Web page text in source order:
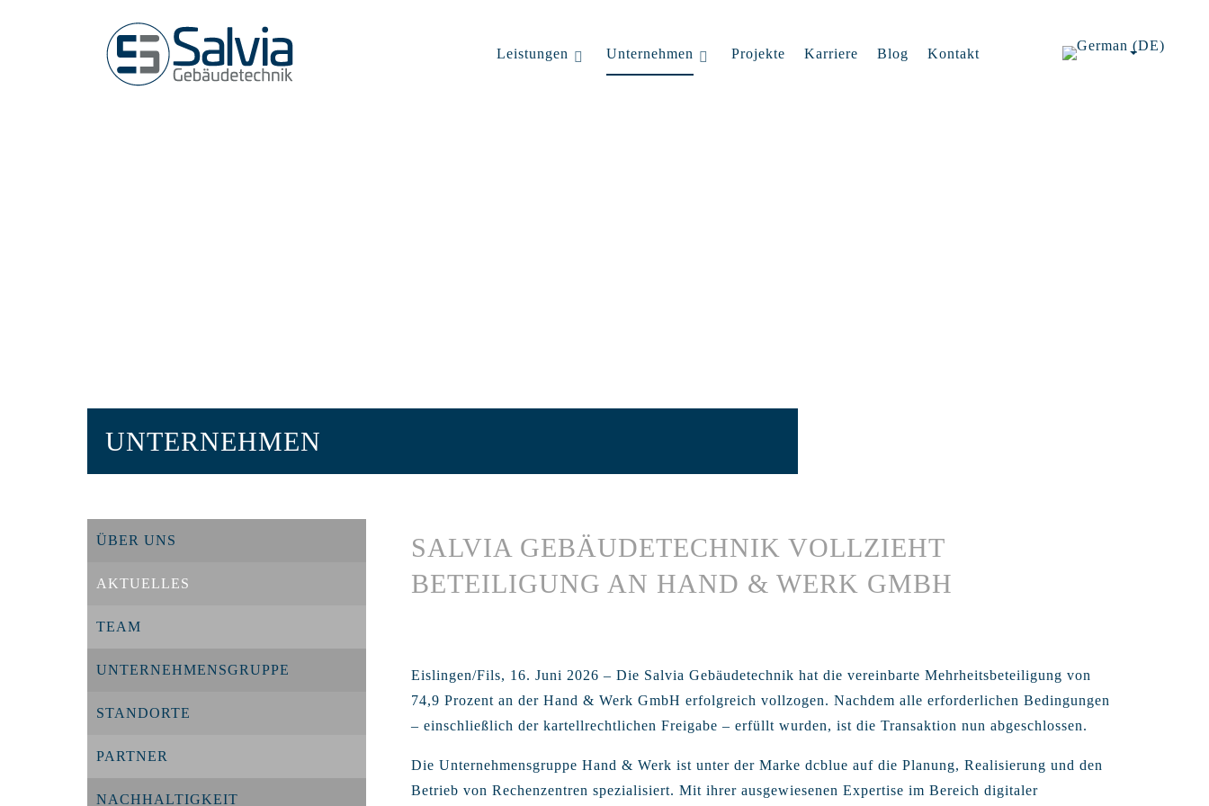
Leistungen Unternehmen Projekte Karriere Blog Kontakt
UNTERNEHMEN
ÜBER UNS
AKTUELLES
TEAM
UNTERNEHMENSGRUPPE
STANDORTE
PARTNER
NACHHALTIGKEIT
SALVIA GEBÄUDETECHNIK VOLLZIEHT
BETEILIGUNG AN HAND & WERK GMBH
Eislingen/Fils, 16. Juni 2026 – Die Salvia Gebäudetechnik hat die vereinbarte Mehrheitsbeteiligung von
74,9 Prozent an der Hand & Werk GmbH erfolgreich vollzogen. Nachdem alle erforderlichen Bedingungen
– einschließlich der kartellrechtlichen Freigabe – erfüllt wurden, ist die Transaktion nun abgeschlossen.
Die Unternehmensgruppe Hand & Werk ist unter der Marke dcblue auf die Planung, Realisierung und den
Betrieb von Rechenzentren spezialisiert. Mit ihrer ausgewiesenen Expertise im Bereich digitaler